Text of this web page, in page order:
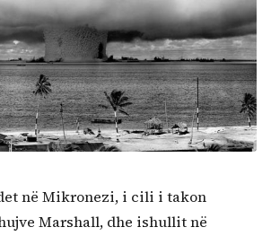
në Mikronezi, i cili i takon
Marshall, dhe ishullit në